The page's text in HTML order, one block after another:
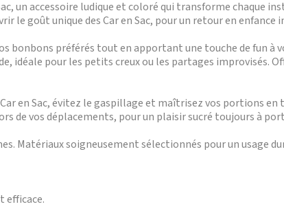
un accessoire ludique et coloré qui transforme chaque
le goût unique des Car en Sac, pour un retour en enfance
bonbons préférés tout en apportant une touche de fun à
pour les petits creux ou les partages improvisés.
en Sac, évitez le gaspillage et maîtrisez vos portions
de vos déplacements, pour un plaisir sucré toujours à
Matériaux soigneusement sélectionnés pour un usage
efficace.